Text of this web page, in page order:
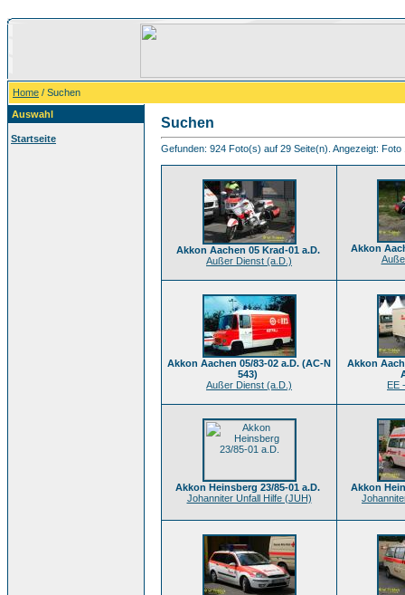
Home / Suchen
Auswahl
Startseite
Suchen
Gefunden: 924 Foto(s) auf 29 Seite(n). Angezeigt: Foto
Akkon Aachen 05 Krad-01 a.D.
Außer Dienst (a.D.)
Akkon
Akkon Aachen 05/83-02 a.D. (AC-N
543)
Außer Dienst (a.D.)
Akkon
EE
Akkon Heinsberg 23/85-01 a.D.
Johanniter Unfall Hilfe (JUH)
Akkon